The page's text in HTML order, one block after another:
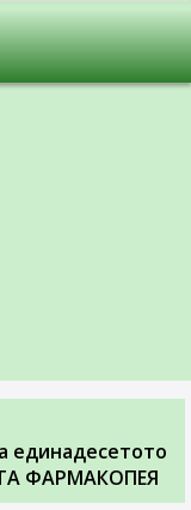
единадесетото
ФАРМАКОПЕЯ